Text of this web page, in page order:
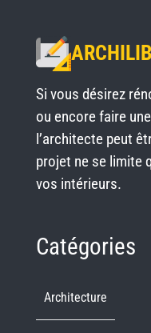
Si vous désirez
ou encore faire
l’architecte peut
projet ne se limite
vos intérieurs.
Catégories
Architecture